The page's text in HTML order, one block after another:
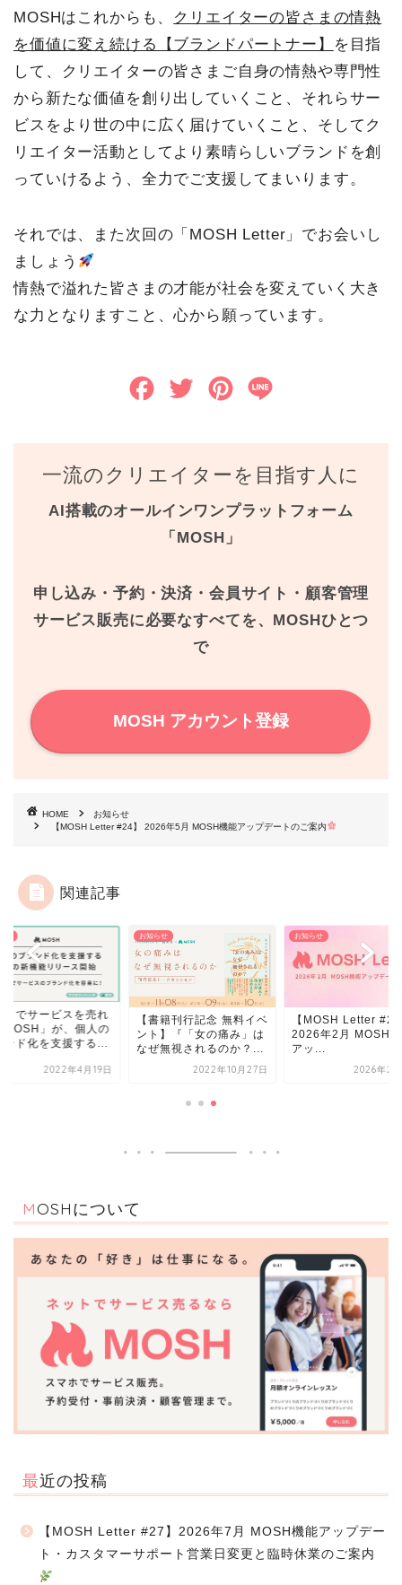
MOSHはこれからも、 クリエイターの皆さまの情熱
を価値に変え続ける【ブランドパートナー】
を目指
して、クリエイターの皆さまご自身の情熱や専門性
から新たな価値を創り出していくこと、それらサー
ビスをより世の中に広く届けていくこと、そしてク
リエイター活動としてより素晴らしいブランドを創
っていけるよう、全力でご支援してまいります。
それでは、また次回の「MOSH Letter」でお会いし
ましょう
情熱で溢れた皆さまの才能が社会を変えていく大き
な力となりますこと、心から願っています。
e
b
k
t
t
t
s
e
一流のクリエイターを目指す人に
AI搭載のオールインワンプラットフォーム
「MOSH」
申し込み・予約・決済・会員サイト・顧客管理
サービス販売に必要なすべてを、MOSHひとつ
で
MOSH アカウント登録
HOME
お知らせ
【MOSH Letter #24】 2026年5月 MOSH機能アップデートのご案内
関連記事
トでサービスを売れ
MOSH」が、個人の
ンド化を支援する...
2022年4月19日
お知らせ
【書籍刊行記念 無料イベ
ント】『「女の痛み」は
なぜ無視されるのか？...
2022年10月27日
お知らせ
【MOSH Letter
2026年2月 MOSH
アッ...
2026年2
MOSHについて
最近の投稿
【MOSH Letter #27】2026年7月 MOSH機能アップデー
ト・カスタマーサポート営業日変更と臨時休業のご案内